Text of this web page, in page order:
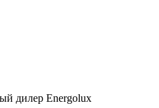
дилер Energolux